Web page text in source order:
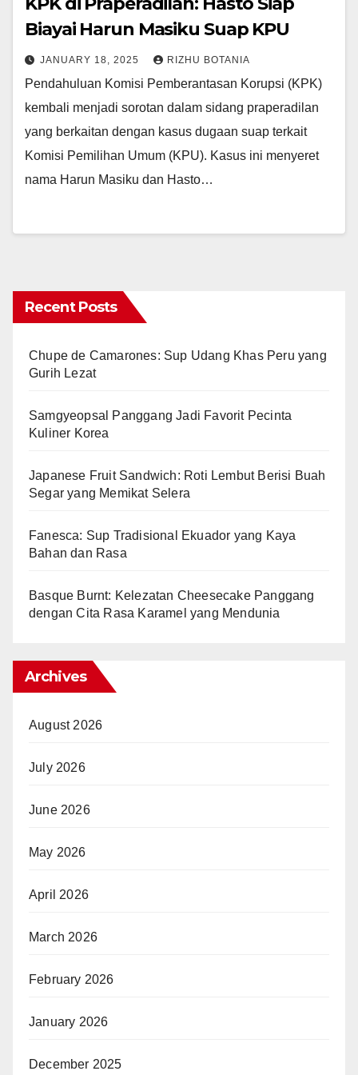
Biayai Harun Masiku Suap KPU
JANUARY 18, 2025 RIZHU BOTANIA
Pendahuluan Komisi Pemberantasan Korupsi (KPK)
kembali menjadi sorotan dalam sidang praperadilan
yang berkaitan dengan kasus dugaan suap terkait
Komisi Pemilihan Umum (KPU). Kasus ini menyeret
nama Harun Masiku dan Hasto…
Recent Posts
Chupe de Camarones: Sup Udang Khas Peru yang
Gurih Lezat
Samgyeopsal Panggang Jadi Favorit Pecinta
Kuliner Korea
Japanese Fruit Sandwich: Roti Lembut Berisi Buah
Segar yang Memikat Selera
Fanesca: Sup Tradisional Ekuador yang Kaya
Bahan dan Rasa
Basque Burnt: Kelezatan Cheesecake Panggang
dengan Cita Rasa Karamel yang Mendunia
Archives
August 2026
July 2026
June 2026
May 2026
April 2026
March 2026
February 2026
January 2026
December 2025